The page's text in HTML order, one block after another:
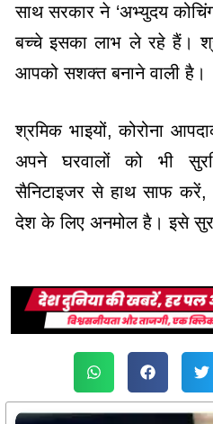
साथ सरकार ने ‘अभ्युदय
बच्चे इसका लाभ ले रहे हैं।
आपको सशक्त बनाने वाली है।
श्रमिक भाइयों, कोरोना
अपने घरवालों को भी
सैनिटाइजर से हाथ साफ
देश के लिए अनमोल है। इसे